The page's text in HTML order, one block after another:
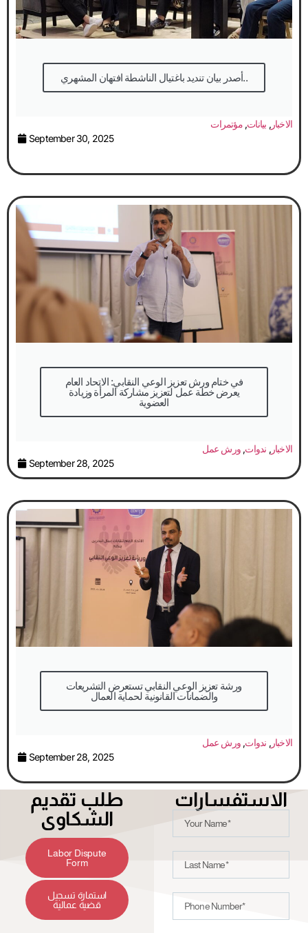
أصدر بيان تنديد باغتيال الناشطة افتهان المشهري..
الاخبار, بيانات,مؤتمرات
September 30, 2025
في ختام ورش تعزيز الوعي النقابي: الاتحاد العام
يعرض خطة عمل لتعزيز مشاركة المرأة وزيادة
العضوية
الاخبار, ندوات,ورش عمل
September 28, 2025
والضمانات القانونية لحماية العمال
الاخبار, ندوات,ورش عمل
September 28, 2025
طلب تقديم
الشكاوى
Labor Dispute
Form
استمارة تسجيل
قضية عمالية
الاستفسارات